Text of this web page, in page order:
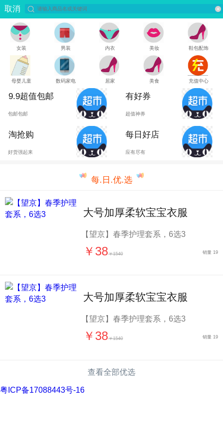
取消
女装 男装 内衣 美妆 鞋包配饰
母婴儿童 数码家电 居家 美食 充值中心
9.9超值包邮
包邮包邮
淘抢购
好货强起来
有好券
超值神券
每日好店
应有尽有
每.日.优.选
大号加厚柔软宝宝衣服
【望京】春季护理套系，6选3
￥ 38￥1540 销量 19
大号加厚柔软宝宝衣服
【望京】春季护理套系，6选3
￥ 38￥1540 销量 19
查看全部优选
粤ICP备17088443号-16